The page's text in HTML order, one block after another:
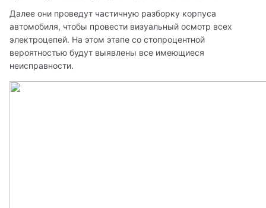
Далее они проведут частичную разборку корпуса
автомобиля, чтобы провести визуальный осмотр всех
электроцепей. На этом этапе со стопроцентной
вероятностью будут выявлены все имеющиеся
неисправности.